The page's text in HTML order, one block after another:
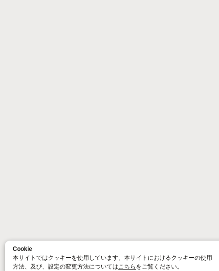
Cookie
本サイトではクッキーを使用しています。本サイトにおけるクッキーの使用
方法、及び、設定の変更方法についてはこちら をご覧ください。